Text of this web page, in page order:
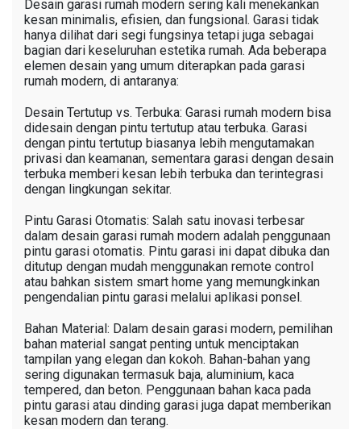
Desain garasi rumah modern sering kali menekankan
kesan minimalis, efisien, dan fungsional. Garasi tidak
hanya dilihat dari segi fungsinya tetapi juga sebagai
bagian dari keseluruhan estetika rumah. Ada beberapa
elemen desain yang umum diterapkan pada garasi
rumah modern, di antaranya:
Desain Tertutup vs. Terbuka: Garasi rumah modern bisa
didesain dengan pintu tertutup atau terbuka. Garasi
dengan pintu tertutup biasanya lebih mengutamakan
privasi dan keamanan, sementara garasi dengan desain
terbuka memberi kesan lebih terbuka dan terintegrasi
dengan lingkungan sekitar.
Pintu Garasi Otomatis: Salah satu inovasi terbesar
dalam desain garasi rumah modern adalah penggunaan
pintu garasi otomatis. Pintu garasi ini dapat dibuka dan
ditutup dengan mudah menggunakan remote control
atau bahkan sistem smart home yang memungkinkan
pengendalian pintu garasi melalui aplikasi ponsel.
Bahan Material: Dalam desain garasi modern, pemilihan
bahan material sangat penting untuk menciptakan
tampilan yang elegan dan kokoh. Bahan-bahan yang
sering digunakan termasuk baja, aluminium, kaca
tempered, dan beton. Penggunaan bahan kaca pada
pintu garasi atau dinding garasi juga dapat memberikan
kesan modern dan terang.